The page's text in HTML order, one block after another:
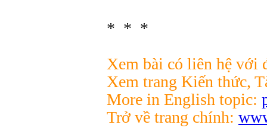
* * *
Xem bài có liên hệ với
Xem trang Kiến thức,
More in English topic:
Trở về trang chính: